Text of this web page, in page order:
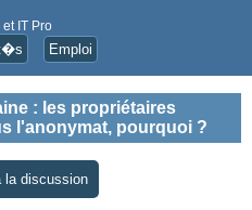
IT Pro
Emploi
: les propriétaires
l'anonymat, pourquoi ?
la discussion